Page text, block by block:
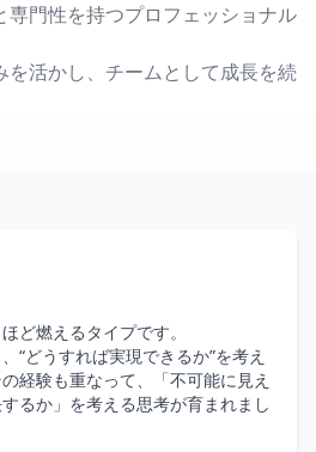
専門性を持つプロフェッショナル
を活かし、チームとして成長を続
ど燃えるタイプです。
“どうすれば実現できるか”を考え
経験も重なって、「不可能に見え
るか」を考える思考が育まれまし